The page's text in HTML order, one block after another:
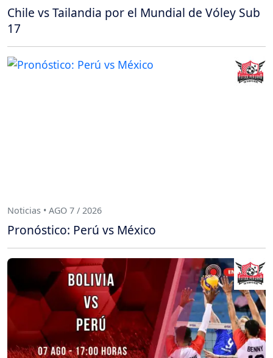
Chile vs Tailandia por el Mundial de Vóley Sub
17
Noticias • AGO 7 / 2026
Pronóstico: Perú vs México